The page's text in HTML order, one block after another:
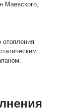
Маевского,
отопления